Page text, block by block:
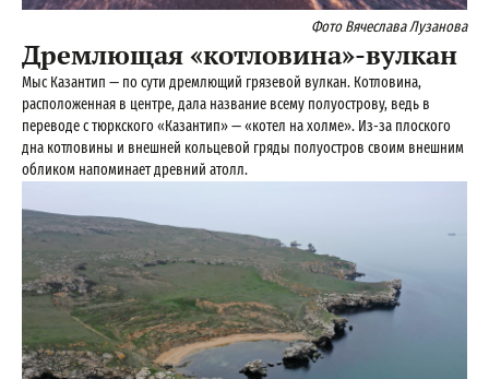
Фото Вячеслава Лузанова
Дремлющая «котловина»-вулкан
Мыс Казантип — по сути дремлющий грязевой вулкан. Котловина,
расположенная в центре, дала название всему полуострову, ведь в
переводе с тюркского «Казантип» — «котел на холме». Из-за плоского
дна котловины и внешней кольцевой гряды полуостров своим внешним
обликом напоминает древний атолл.